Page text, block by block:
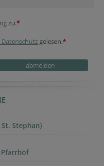
zu.*
gelesen.*
Stephan)
Pfarrhof